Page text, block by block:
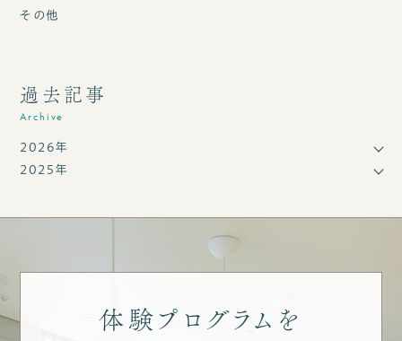
その他
過去記事
Archive
2026年
2025年
体験プログラムを